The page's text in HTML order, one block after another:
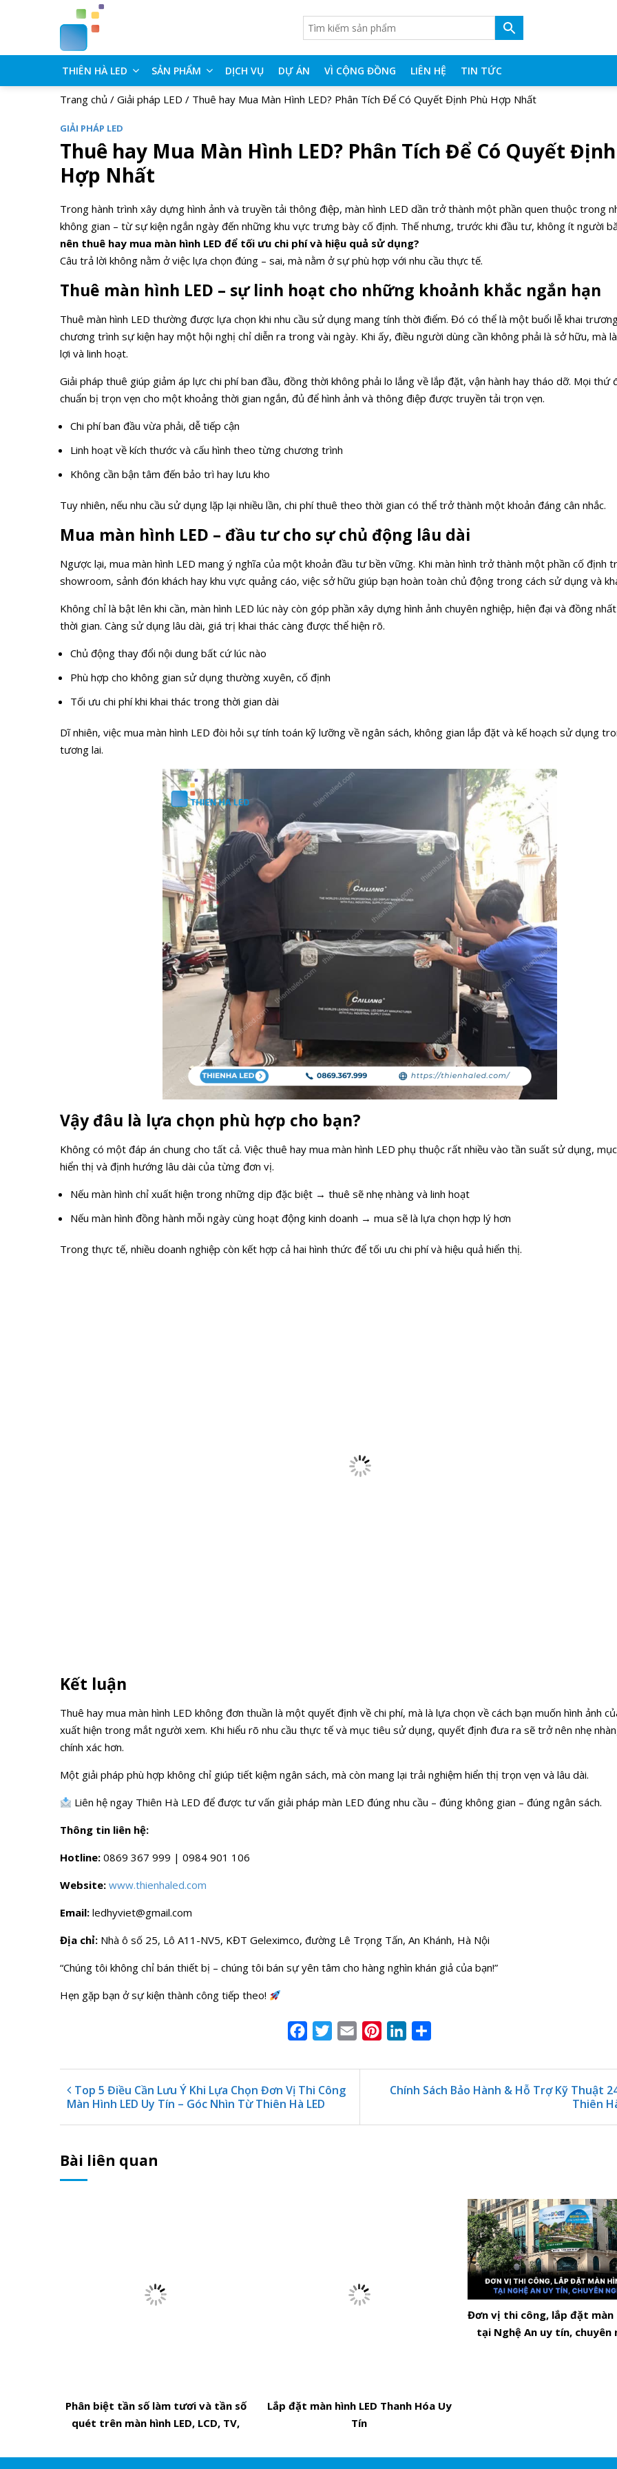
THIÊN HÀ LED SẢN PHẨM DỊCH VỤ DỰ ÁN VÌ CỘNG ĐỒNG LIÊN HỆ TIN TỨC
Trang chủ / Giải pháp LED / Thuê hay Mua Màn Hình LED? Phân Tích Để Có Quyết Định Phù Hợp Nhất
GIẢI PHÁP LED
Thuê hay Mua Màn Hình LED? Phân Tích Để Có Quyết
Hợp Nhất
Trong hành trình xây dựng hình ảnh và truyền tải thông điệp, màn hình LED dần trở thành một phần quen thuộc trong
không gian – từ sự kiện ngắn ngày đến những khu vực trưng bày cố định. Thế nhưng, trước khi đầu tư, không ít người
nên thuê hay mua màn hình LED để tối ưu chi phí và hiệu quả sử dụng?
Câu trả lời không nằm ở việc lựa chọn đúng – sai, mà nằm ở sự phù hợp với nhu cầu thực tế.
Thuê màn hình LED – sự linh hoạt cho những khoảnh khắc ngắn hạn
Thuê màn hình LED thường được lựa chọn khi nhu cầu sử dụng mang tính thời điểm. Đó có thể là một buổi lễ khai
chương trình sự kiện hay một hội nghị chỉ diễn ra trong vài ngày. Khi ấy, điều người dùng cần không phải là sở hữu, mà
lợi và linh hoạt.
Giải pháp thuê giúp giảm áp lực chi phí ban đầu, đồng thời không phải lo lắng về lắp đặt, vận hành hay tháo dỡ. Mọi thứ
chuẩn bị trọn vẹn cho một khoảng thời gian ngắn, đủ để hình ảnh và thông điệp được truyền tải trọn vẹn.
Chi phí ban đầu vừa phải, dễ tiếp cận
Linh hoạt về kích thước và cấu hình theo từng chương trình
Không cần bận tâm đến bảo trì hay lưu kho
Tuy nhiên, nếu nhu cầu sử dụng lặp lại nhiều lần, chi phí thuê theo thời gian có thể trở thành một khoản đáng cân nhắc.
Mua màn hình LED – đầu tư cho sự chủ động lâu dài
Ngược lại, mua màn hình LED mang ý nghĩa của một khoản đầu tư bền vững. Khi màn hình trở thành một phần cố định
showroom, sảnh đón khách hay khu vực quảng cáo, việc sở hữu giúp bạn hoàn toàn chủ động trong cách sử dụng và
Không chỉ là bật lên khi cần, màn hình LED lúc này còn góp phần xây dựng hình ảnh chuyên nghiệp, hiện đại và đồng
thời gian. Càng sử dụng lâu dài, giá trị khai thác càng được thể hiện rõ.
Chủ động thay đổi nội dung bất cứ lúc nào
Phù hợp cho không gian sử dụng thường xuyên, cố định
Tối ưu chi phí khi khai thác trong thời gian dài
Dĩ nhiên, việc mua màn hình LED đòi hỏi sự tính toán kỹ lưỡng về ngân sách, không gian lắp đặt và kế hoạch sử dụng
tương lai.
Vậy đâu là lựa chọn phù hợp cho bạn?
Không có một đáp án chung cho tất cả. Việc thuê hay mua màn hình LED phụ thuộc rất nhiều vào tần suất sử dụng,
hiển thị và định hướng lâu dài của từng đơn vị.
Nếu màn hình chỉ xuất hiện trong những dịp đặc biệt → thuê sẽ nhẹ nhàng và linh hoạt
Nếu màn hình đồng hành mỗi ngày cùng hoạt động kinh doanh → mua sẽ là lựa chọn hợp lý hơn
Trong thực tế, nhiều doanh nghiệp còn kết hợp cả hai hình thức để tối ưu chi phí và hiệu quả hiển thị.
Kết luận
Thuê hay mua màn hình LED không đơn thuần là một quyết định về chi phí, mà là lựa chọn về cách bạn muốn hình ảnh
xuất hiện trong mắt người xem. Khi hiểu rõ nhu cầu thực tế và mục tiêu sử dụng, quyết định đưa ra sẽ trở nên nhẹ
chính xác hơn.
Một giải pháp phù hợp không chỉ giúp tiết kiệm ngân sách, mà còn mang lại trải nghiệm hiển thị trọn vẹn và lâu dài.
Liên hệ ngay Thiên Hà LED để được tư vấn giải pháp màn LED đúng nhu cầu – đúng không gian – đúng ngân sách.
Thông tin liên hệ:
Hotline: 0869 367 999 | 0984 901 106
Website: www.thienhaled.com
Email: ledhyviet@gmail.com
Địa chỉ: Nhà ô số 25, Lô A11-NV5, KĐT Geleximco, đường Lê Trọng Tấn, An Khánh, Hà Nội
“Chúng tôi không chỉ bán thiết bị – chúng tôi bán sự yên tâm cho hàng nghìn khán giả của bạn!”
Hẹn gặp bạn ở sự kiện thành công tiếp theo!
FacebookTwitterEmail PinterestLinkedIn
Top 5 Điều Cần Lưu Ý Khi Lựa Chọn Đơn Vị Thi Công
Màn Hình LED Uy Tín – Góc Nhìn Từ Thiên Hà LED
Chính Sách Bảo Hành & Hỗ Trợ Kỹ Thuật
Thiên
Bài liên quan
Phân biệt tần số làm tươi và tần số
quét trên màn hình LED, LCD, TV,
“bẫy thông số”
Lắp đặt màn hình LED Thanh Hóa Uy
Tín
Đơn vị thi công, lắp đặt màn
tại Nghệ An uy tín, chuyên